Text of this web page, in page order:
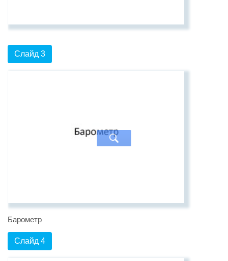
Слайд 3
Барометр
Слайд 4